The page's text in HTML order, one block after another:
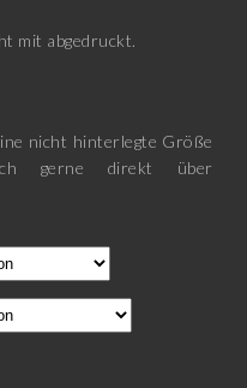
mit abgedruckt.
nicht hinterlegte Größe
gerne direkt über